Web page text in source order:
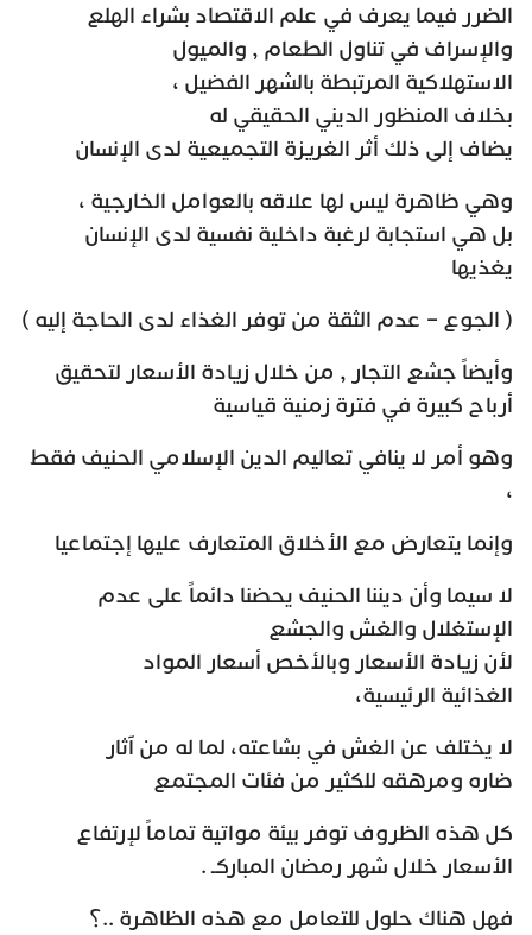
الضرر فيما يعرف في علم الاقتصاد بشراء الهلع
والإسراف في تناول الطعام , والميول
الاستهلاكية المرتبطة بالشهر الفضيل ،
بخلاف المنظور الديني الحقيقي له
يضاف إلى ذلك أثر الغريزة التجميعية لدى الإنسان
وهي ظاهرة ليس لها علاقه بالعوامل الخارجية ،
بل هي استجابة لرغبة داخلية نفسية لدى الإنسان
يغذيها
( الجوع – عدم الثقة من توفر الغذاء لدى الحاجة إليه )
وأيضاً جشع التجار , من خلال زيادة الأسعار لتحقيق
أرباح كبيرة في فترة زمنية قياسية
وهو أمر لا ينافي تعاليم الدين الإسلامي الحنيف فقط
،
وإنما يتعارض مع الأخلاق المتعارف عليها إجتماعيا
لا سيما وأن ديننا الحنيف يحضنا دائماً على عدم
الإستغلال والغش والجشع
لأن زيادة الأسعار وبالأخص أسعار المواد
الغذائية الرئيسية،
لا يختلف عن الغش في بشاعته، لما له من آثار
ضاره ومرهقه للكثير من فئات المجتمع
كل هذه الظروف توفر بيئة مواتية تماماً لإرتفاع
الأسعار خلال شهر رمضان المباركـ .
فهل هناك حلول للتعامل مع هذه الظاهرة ..؟